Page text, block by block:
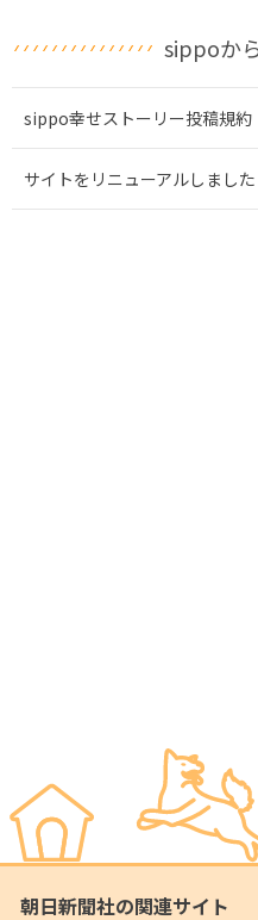
sippoか
sippo幸せストーリー投稿規約
サイトをリニューアルしました
朝日新聞社の関連サイト